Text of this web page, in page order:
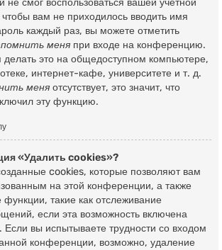
не смог воспользоваться вашей учётной
вам не приходилось вводить имя
каждый раз, вы можете отметить
меня при входе на конференцию.
делать это на общедоступном компьютере,
интернет-кафе, университете и т. д.
меня отсутствует, это значит, что
эту функцию.
«Удалить cookies»?
cookies, которые позволяют вам
на этой конференции, а также
такие как отслеживание
если эта возможность включена
вы испытываете трудности со входом
конференции, возможно, удаление